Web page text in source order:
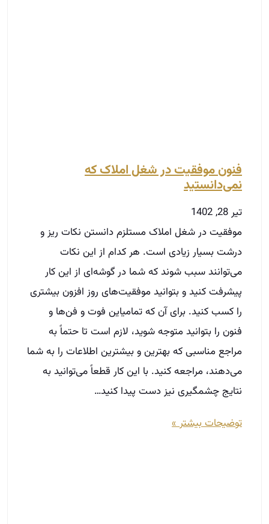
فنون موفقیت در شغل املاک که
نمی‌دانستید
تیر 28, 1402
موفقیت در شغل املاک مستلزم دانستن نکات ریز و
درشت بسیار زیادی است. هر کدام از این نکات
می‌توانند سبب شوند که شما در گوشه‌ای از این کار
پیشرفت کنید و بتوانید موفقیت‌های روز افزون بیشتری
را کسب کنید. برای آن که تمامیاین فوت و فن‌ها و
فنون را بتوانید متوجه شوید، لازم است تا حتماً به
مراجع مناسبی که بهترین و بیشترین اطلاعات را به شما
می‌دهند، مراجعه کنید. با این کار قطعاً می‌توانید به
نتایج چشمگیری نیز دست پیدا کنید…
توضیحات بیشتر »